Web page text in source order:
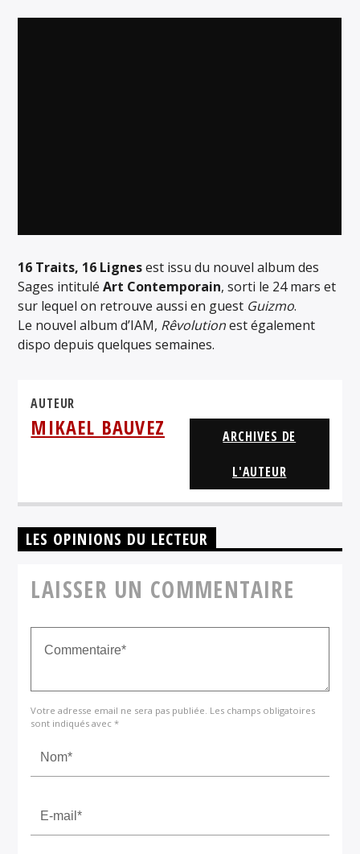
16 Traits, 16 Lignesest issu du nouvel album des
Sages intituléArt Contemporain, sorti le 24 mars et
sur lequel on retrouve aussi en guest Guizmo.
Le nouvel album d’IAM, Rêvolutionest également
dispo depuis quelques semaines.
AUTEUR
MIKAEL BAUVEZ
ARCHIVES DE
L'AUTEUR
LES OPINIONS DU LECTEUR
LAISSER UN COMMENTAIRE
Votre adresse email ne sera pas publiée. Les champs obligatoires
sont indiqués avec *